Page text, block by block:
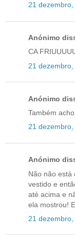
21
Anónimo
CA
21
Anónimo
Também
21
Anónimo
Não não está
vestido e
até acima e
ela mostrou!
21